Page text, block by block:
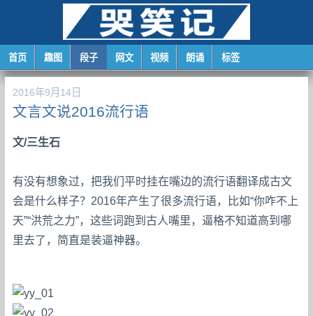
首页 趣图 段子 网文 视频 朗诵 标签
2016年9月14日
文言文说2016流行语
文/三生石
有没有想象过，把我们平时挂在嘴边的流行语翻译成古文
会是什么样子？2016年产生了很多流行语，比如“你咋不上
天”“洪荒之力”，这些词跑到古人嘴里，逼格不知道高到哪
里去了，简直是装逼神器。